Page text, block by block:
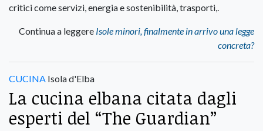
critici come servizi, energia e sostenibilità, trasporti,.
Continua a leggere Isole minori, finalmente in arrivo una legge
concreta?
CUCINA Isola d'Elba
La cucina elbana citata dagli
esperti del “The Guardian”